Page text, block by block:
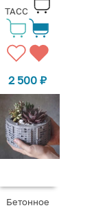
ТАСС
2 500₽
Бетонное